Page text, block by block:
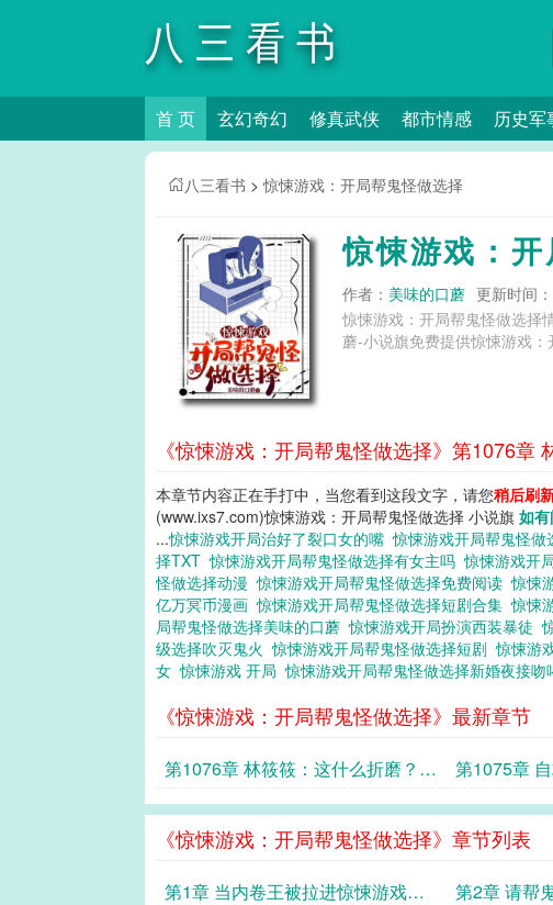
八三看书
首 页 玄幻奇幻 修真武侠 都市情感 历史军
八三看书 >惊悚游戏：开局帮鬼怪做选择
惊悚游戏：
作者： 美味的口蘑 更新时间
惊悚游戏：开局帮鬼怪做选择
蘑-小说旗免费提供惊悚游戏：
《惊悚游戏：开局帮鬼怪做选择》第1076
本章节内容正在手打中，当您看到这段文字，请您稍后刷
(www.ixs7.com)惊悚游戏：开局帮鬼怪做选择 小说旗 如
...惊悚游戏开局治好了裂口女的嘴惊悚游戏开局帮鬼怪
择TXT惊悚游戏开局帮鬼怪做选择有女主吗惊悚游戏开
怪做选择动漫惊悚游戏开局帮鬼怪做选择免费阅读惊悚
亿万冥币漫画惊悚游戏开局帮鬼怪做选择短剧合集惊悚
局帮鬼怪做选择美味的口蘑惊悚游戏开局扮演西装暴徒
级选择吹灭鬼火惊悚游戏开局帮鬼怪做选择短剧惊悚游
女惊悚游戏 开局惊悚游戏开局帮鬼怪做选择新婚夜接
《惊悚游戏：开局帮鬼怪做选择》最新章节
第1076章 林筱筱：这什么折磨？发
电？不适合我啊
第1075章
《惊悚游戏：开局帮鬼怪做选择》章节列表
第1章 当内卷王被拉进惊悚游戏
第2章 请帮